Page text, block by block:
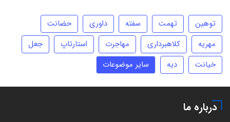
توهین تهمت سفته داوری
حضانت
مهریه
کلاهبرداری مهاجرت استارتاپ
جعل
خیانت
دیه سایر موضوعات
درباره ما